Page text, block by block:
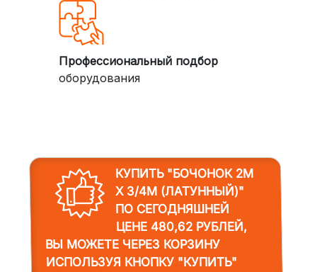
Профессиональный подбор
оборудования
КУПИТЬ "БОЧОНОК 2M
Х 3/4M (ЛАТУННЫЙ)"
ПО СЕГОДНЯШНЕЙ
ЦЕНЕ 480,62 РУБЛЕЙ,
ВЫ МОЖЕТЕ ЧЕРЕЗ КОРЗИНУ
ИСПОЛЬЗУЯ КНОПКУ "КУПИТЬ"